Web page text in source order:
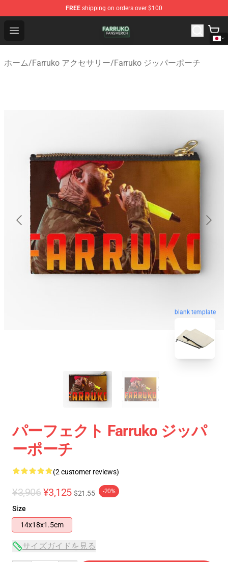
FREE shipping on orders over $100
Open menu
Farruko Shop - Official Farruko Merchandise Store
ホーム/Farruko アクセサリー/Farruko ジッパーポーチ
blank template
パーフェクト Farruko ジッパ
ーポーチ
(2 customer reviews)
¥3,906 ¥3,125 $21.55 -20%
Size
14x18x1.5cm
サイズガイドを見る